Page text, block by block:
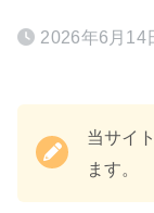
2026年6月14
当サイ
ます。